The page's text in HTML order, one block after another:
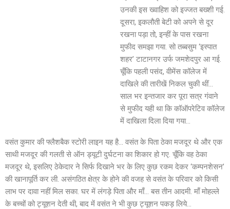
उनकी इस ख्वाहिश को इज्जत बख्शी गई.
दूसरा, इकलौती बेटी को अपने से दूर
रखना पड़ा तो, इन्हीं के पास रखना
मुफीद समझा गया. सो तब्बसुम ‘इस्पात
शहर’ टाटानगर उर्फ जमशेदपुर आ गई.
चूँकि पहली पसंद, वीमेंस कॉलेज में
दाखिले की तारीखें निकल चुकी थीं…
साल भर इन्तजार कर पूरा सत्र गंवाने
से मुफीद यही था कि कॉऑपरेटिव कॉलेज
में दाखिला दिला दिया गया…
वसंत कुमार की फ्लैशबैक स्टोरी लाइन यह है… वसंत के पिता ठेका मजदूर थे और एक
साथी मजदूर की गलती से ऑन ड्यूटी दुर्घटना का शिकार हो गए. चूँकि वह ठेका
मजदूर थे, इसलिए ठेकेदार ने सिर्फ दिखाने भर के लिए कुछ रकम देकर ‘कम्पनशेसन’
की खानापूर्ति कर ली. असंगठित क्षेत्र के होने की वजह से वसंत के परिवार को किसी
लाभ पर दावा नहीं मिल सका. घर में लंगड़े पिता और माँ… बस तीन आदमी. माँ मोहल्ले
के बच्चों को ट्यूशन देती थी, बाद में वसंत ने भी कुछ ट्यूशन पकड़ लिये…